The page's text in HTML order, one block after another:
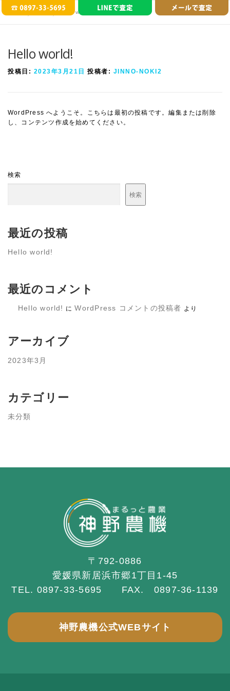
ン
ホーム»ブログ»Hello world!
Hello world!
投稿日: 2023年3月21日 投稿者: JINNO-NOKI2
WordPress へようこそ。こちらは最初の投稿です。編集または削除
し、コンテンツ作成を始めてください。
検索
検索
最近の投稿
Hello world!
最近のコメント
Hello world! にWordPress コメントの投稿者 より
アーカイブ
2023年3月
カテゴリー
未分類
〒792-0886
愛媛県新居浜市郷1丁目1-45
TEL. 0897-33-5695 FAX. 0897-36-1139
神野農機公式WEBサイト